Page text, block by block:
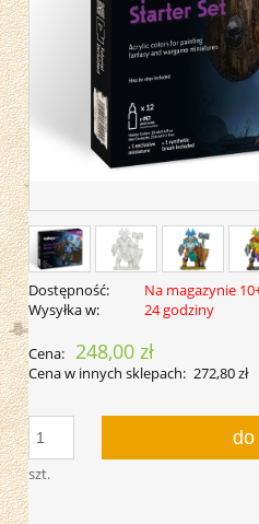
Dostępność:
Na magazynie
Wysyłka w:
24 godziny
Cena: 248,00 zł
Cena w innych sklepach: 272,80 zł
szt.
do